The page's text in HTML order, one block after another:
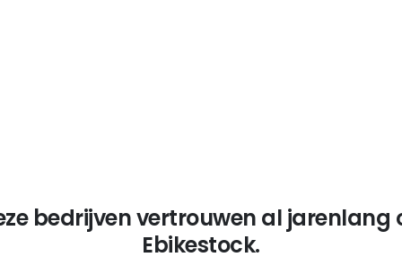
bedrijven vertrouwen al jarenlang
Ebikestock.